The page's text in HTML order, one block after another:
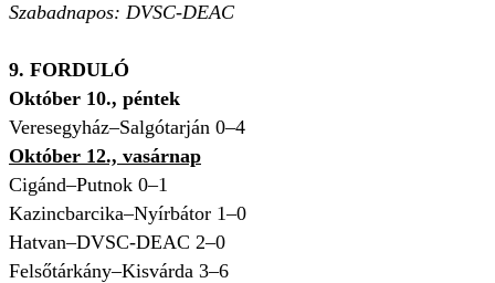
Szabadnapos: DVSC-DEAC
9. FORDULÓ
Október 10., péntek
Veresegyház–Salgótarján 0–4
Október 12., vasárnap
Cigánd–Putnok 0–1
Kazincbarcika–Nyírbátor 1–0
Hatvan–DVSC-DEAC 2–0
Felsőtárkány–Kisvárda 3–6